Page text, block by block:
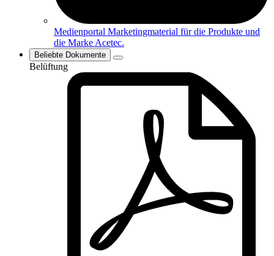
Medienportal Marketingmaterial für die Produkte und
die Marke Acetec.
Beliebte Dokumente
Belüftung